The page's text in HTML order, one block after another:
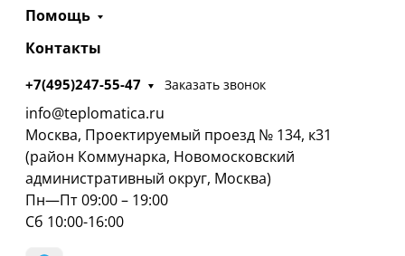
Помощь
Контакты
+7(495)247-55-47 Заказать звонок
info@teplomatica.ru
Москва, Проектируемый проезд № 134, к31
(район Коммунарка, Новомосковский
административный округ, Москва)
Пн—Пт 09:00 – 19:00
Сб 10:00-16:00